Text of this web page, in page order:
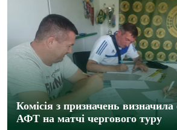
Комісія з призначень визначила
АФТ на матчі чергового туру